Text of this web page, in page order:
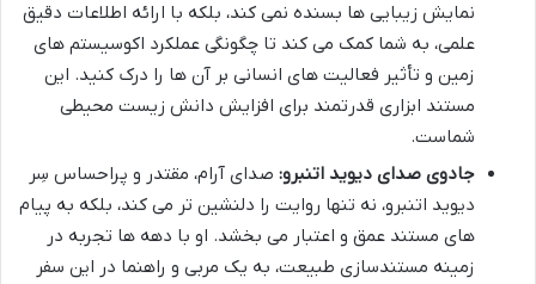
نمایش زیبایی ها بسنده نمی کند، بلکه با ارائه اطلاعات دقیق
علمی، به شما کمک می کند تا چگونگی عملکرد اکوسیستم های
زمین و تأثیر فعالیت های انسانی بر آن ها را درک کنید. این
مستند ابزاری قدرتمند برای افزایش دانش زیست محیطی
شماست.
جادوی صدای دیوید اتنبرو: صدای آرام، مقتدر و پراحساس سِر
دیوید اتنبرو، نه تنها روایت را دلنشین تر می کند، بلکه به پیام
های مستند عمق و اعتبار می بخشد. او با دهه ها تجربه در
زمینه مستندسازی طبیعت، به یک مربی و راهنما در این سفر